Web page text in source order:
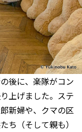
後に、楽隊がコン
上げました。ステ
新婦や、クマの区
ち（そして親も）